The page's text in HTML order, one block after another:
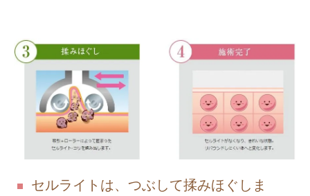
セルライトは、つぶして揉みほぐしま